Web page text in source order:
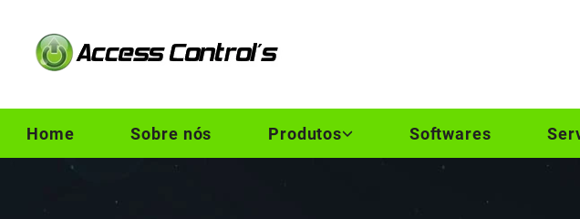
Home Sobre nós Produtos Softwares